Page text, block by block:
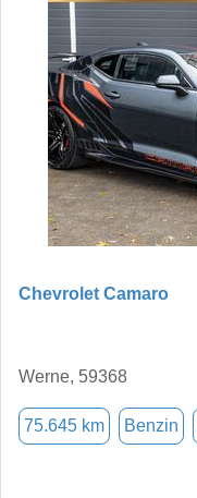
Chevrolet Camaro
Werne, 59368
75.645 km Benzin